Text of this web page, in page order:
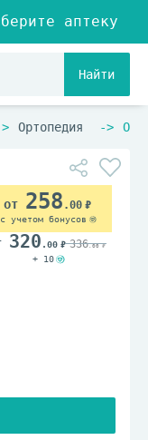
Найти
Ортопедия
258 .00
с учетом бонусов
320 .00 336.00
+ 10